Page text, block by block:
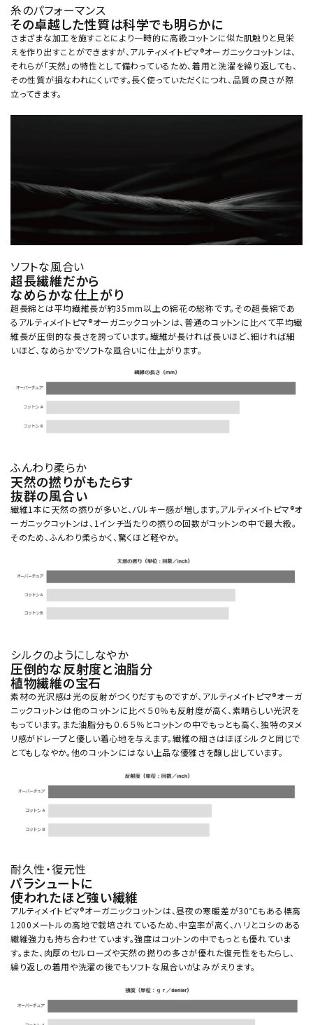
糸のパフォーマンス
その卓越した性質は科学でも明らかに
さまざまな加工を施すことにより一時的に高級コットンに似た肌触りと見栄
えを作り出すことができますが、アルティメイトピマ®オーガニックコットンは、
それらが「天然」の特性として備わっているため、着用と洗濯を繰り返しても、
その性質が損なわれにくいです。長く使っていただくにつれ、品質の良さが際
立ってきます。
ソフトな風合い
超長繊維だから
なめらかな仕上がり
超長綿とは平均繊維長が約35mm以上の綿花の総称です。その超長綿であ
るアルティメイトピマ®オーガニックコットンは、普通のコットンに比べて平均繊
維長が圧倒的な長さを誇っています。繊維が長ければ長いほど、細ければ細
いほど、なめらかでソフトな風合いに仕上がります。
ふんわり柔らか
天然の撚りがもたらす
抜群の風合い
繊維1本に天然の撚りが多いと、バルキー感が増します。アルティメイトピマ®オ
ーガニックコットンは、1インチ当たりの撚りの回数がコットンの中で最大級。
そのため、ふんわり柔らかく、驚くほど軽やか。
シルクのようにしなやか
圧倒的な反射度と油脂分
植物繊維の宝石
素材の光沢感は光の反射がつくりだすものですが、アルティメイトピマ®オーガ
ニックコットンは他のコットンに比べ５０％も反射度が高く、素晴らしい光沢を
もっています。また油脂分も０.６５％とコットンの中でもっとも高く、独特のヌメ
リ感がドレープと優しい着心地を与えます。繊維の細さはほぼシルクと同じで
とてもしなやか。他のコットンにはない上品な優雅さを醸し出しています。
耐久性・復元性
パラシュートに
使われたほど強い繊維
アルティメイトピマ®オーガニックコットンは、昼夜の寒暖差が30℃もある標高
1200メートルの高地で栽培されているため、中空率が高く、ハリとコシのある
繊維強力も持ち合わせています。強度はコットンの中でもっとも優れていま
す。また、肉厚のセルローズや天然の撚りの多さが優れた復元性をもたらし、
繰り返しの着用や洗濯の後でもソフトな風合いがよみがえります。